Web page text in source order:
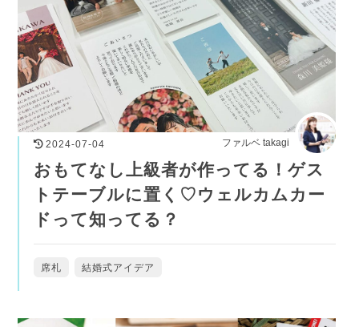
ファルベ takagi
2024-07-04
おもてなし上級者が作ってる！ゲス
トテーブルに置く♡ウェルカムカー
ドって知ってる？
席札 結婚式アイデア